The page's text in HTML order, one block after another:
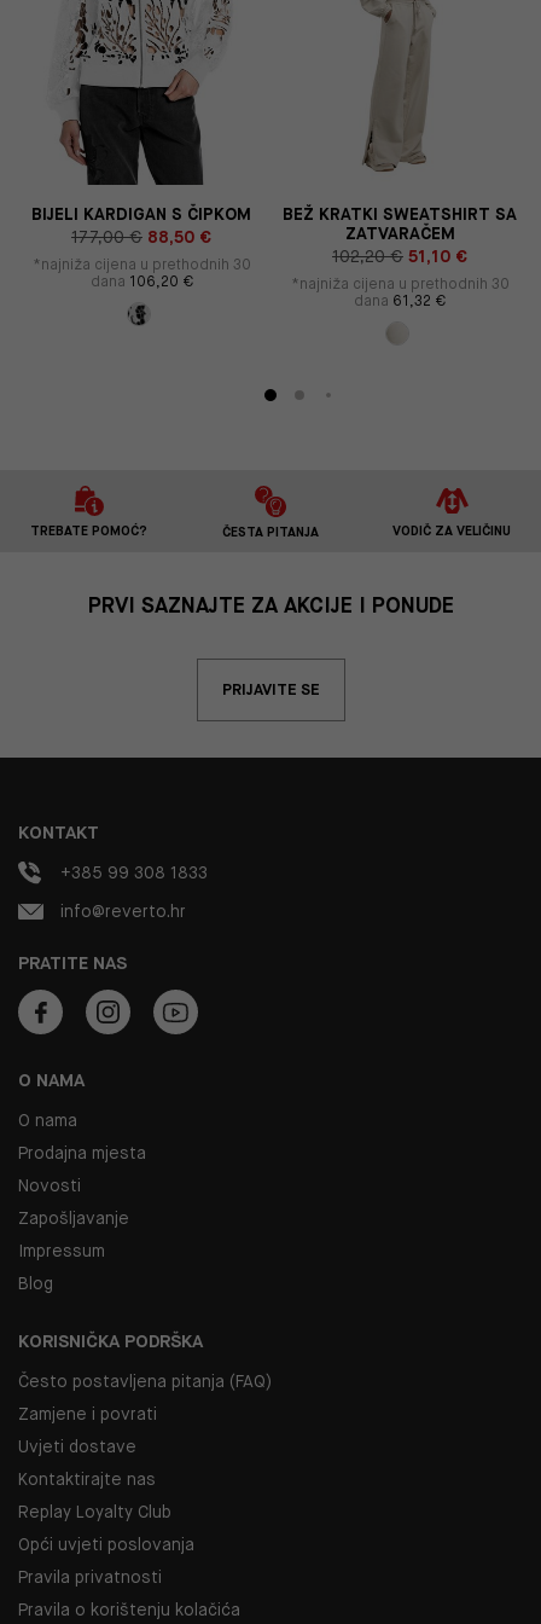
BIJELI KARDIGAN S ČIPKOM
177,00 € 88,50 €
*najniža cijena u prethodnih 30
dana 106,20 €
BEŽ KRATKI SWEATSHIRT SA
ZATVARAČEM
102,20 € 51,10 €
*najniža cijena u prethodnih 30
dana 61,32 €
TREBATE POMOĆ? ČESTA PITANJA VODIČ ZA VELIČINU
PRVI SAZNAJTE ZA AKCIJE I PONUDE
PRIJAVITE SE
O NAMA
O nama
Prodajna mjesta
Novosti
Zapošljavanje
Impressum
Blog
KORISNIČKA PODRŠKA
Često postavljena pitanja (FAQ)
Zamjene i povrati
Uvjeti dostave
Kontaktirajte nas
Replay Loyalty Club
Opći uvjeti poslovanja
Pravila privatnosti
Pravila o korištenju kolačića
PRATITE NAS
KONTAKT
+385 99 308 1833
info@reverto.hr